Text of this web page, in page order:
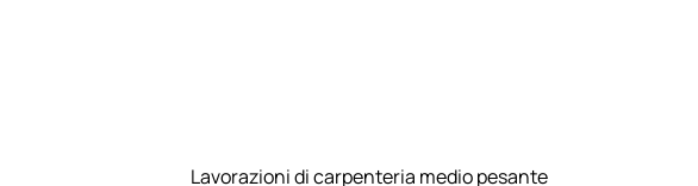
Lavorazioni di carpenteria medio pesante